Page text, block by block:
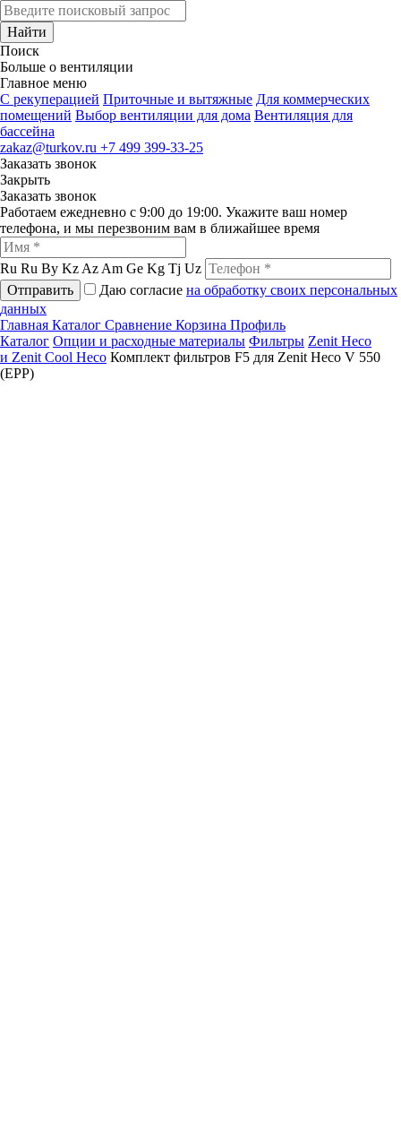
Найти
Поиск
Больше о вентиляции
Главное меню
C рекуперацией Приточные и вытяжные Для коммерческих
помещений Выбор вентиляции для дома Вентиляция для
бассейна
zakaz@turkov.ru +7 499 399-33-25
Заказать звонок
Закрыть
Заказать звонок
Работаем ежедневно с 9:00 до 19:00. Укажите ваш номер
телефона, и мы перезвоним вам в ближайшее время
Ru Ru By Kz Az Am Ge Kg Tj Uz
Отправить
Даю согласие на обработку своих персональных
данных
Главная Каталог Сравнение Корзина Профиль
Каталог Опции и расходные материалы Фильтры Zenit Heco
и Zenit Cool Heco Комплект фильтров F5 для Zenit Heco V 550
(EPP)